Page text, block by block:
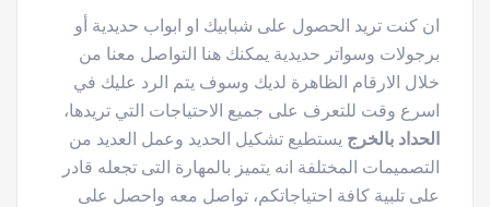
ان كنت تريد الحصول على شبابيك او ابواب حديدية أو
برجولات وسواتر حديدية يمكنك هنا التواصل معنا من
خلال الارقام الظاهرة لديك وسوف يتم الرد عليك في
اسرع وقت للتعرف على جميع الاحتياجات التي تريدها،
الحداد بالخرج يستطيع تشكيل الحديد وعمل العديد من
التصميمات المختلفة انه يتميز بالمهارة التى تجعله قادر
على تلبية كافة احتياجاتكم، تواصل معه واحصل على